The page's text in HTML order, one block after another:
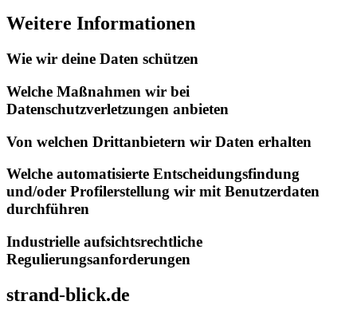
Weitere Informationen
Wie wir deine Daten schützen
Welche Maßnahmen wir bei
Datenschutzverletzungen anbieten
Von welchen Drittanbietern wir Daten erhalten
Welche automatisierte Entscheidungsfindung
und/oder Profilerstellung wir mit Benutzerdaten
durchführen
Industrielle aufsichtsrechtliche
Regulierungsanforderungen
strand-blick.de